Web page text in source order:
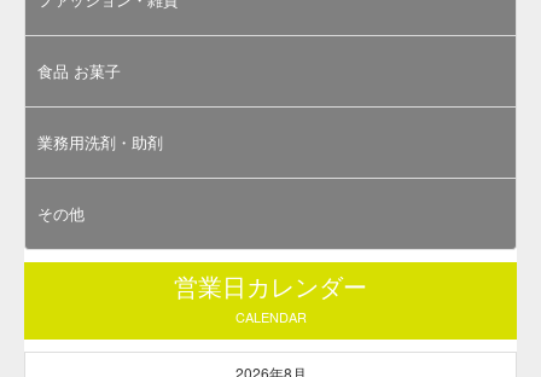
17:00（土日祝日お休み）
膜以外に使用する外用医薬品、医薬部外品及び化粧品
用 法定色素「赤色504号 ポンソーSX」 / メーカー検
品済・有償サンプル 5g」ページをご参照ください。